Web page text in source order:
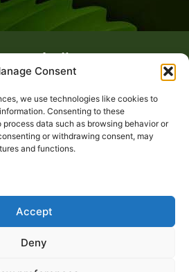
Consent
we use technologies like cookies to
Consenting to these
data such as browsing behavior or
or withdrawing consent, may
and functions.
Accept
Deny